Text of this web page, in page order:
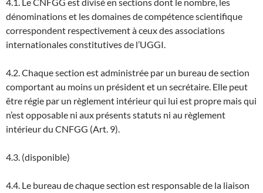
dénominations et les domaines de compétence scientifique
correspondent respectivement à ceux des associations
internationales constitutives de l’UGGI.
4.2. Chaque section est administrée par un bureau de section
comportant au moins un président et un secrétaire. Elle peut
être régie par un règlement intérieur qui lui est propre mais qui
n’est opposable ni aux présents statuts ni au règlement
intérieur du CNFGG (Art. 9).
4.3. (disponible)
4.4. Le bureau de chaque section est responsable de la liaison